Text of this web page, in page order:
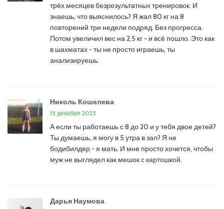
трёх месяцев безрезультатных тренировок. И
знаешь, что выяснилось? Я жал 80 кг на 8
повторений три недели подряд. Без прогресса.
Потом увеличил вес на 2,5 кг - и всё пошло. Это как
в шахматах - ты не просто играешь, ты
анализируешь.
Николь Кошелева
15 декабря 2025
А если ты работаешь с 8 до 20 и у тебя двое детей?
Ты думаешь, я могу в 5 утра в зал? Я не
бодибилдер - я мать. И мне просто хочется, чтобы
муж не выглядел как мешок с картошкой.
Дарья Наумова